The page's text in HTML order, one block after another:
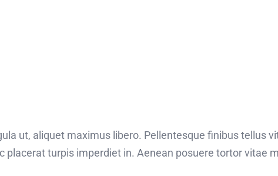
ut, aliquet maximus libero. Pellentesque finibus tellus
placerat turpis imperdiet in. Aenean posuere tortor vitae